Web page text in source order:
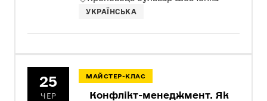
УКРАЇНСЬКА
25
ЧЕР
МАЙСТЕР-КЛАС
Конфлікт-менеджмент. Як